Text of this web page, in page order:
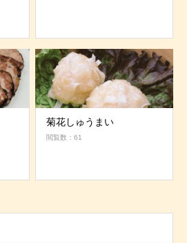
菊花しゅうまい
閲覧数：61